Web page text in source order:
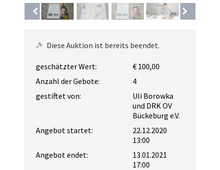
Diese Auktion ist bereits beendet.
geschätzter Wert:
€ 100,00
Anzahl der Gebote:
4
gestiftet von:
Uli Borowka
und DRK OV
Bückeburg e.V.
Angebot startet:
22.12.2020
13:00
Angebot endet:
13.01.2021
17:00